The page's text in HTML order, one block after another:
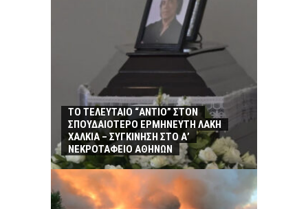
ΤΟ ΤΕΛΕΥΤΑΙΟ “ΑΝΤΙΟ” ΣΤΟΝ
ΣΠΟΥΔΑΙΟΤΕΡΟ ΕΡΜΗΝΕΥΤΗ ΛΑΚΗ
ΧΑΛΚΙΑ – ΣΥΓΚΙΝΗΣΗ ΣΤΟ Α’
ΝΕΚΡΟΤΑΦΕΙΟ ΑΘΗΝΩΝ